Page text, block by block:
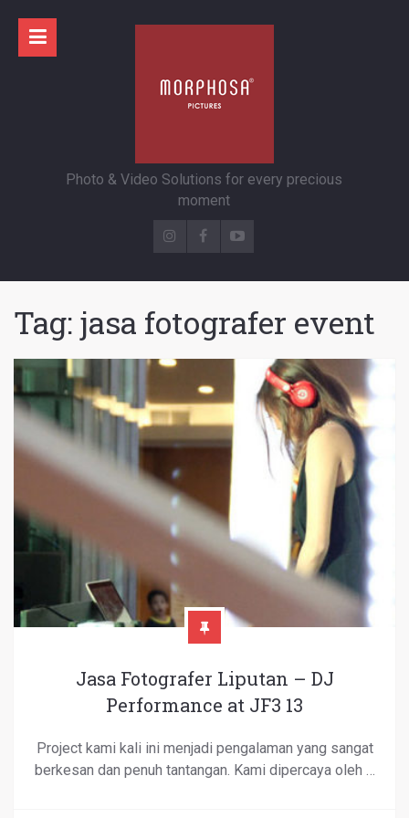
Photo & Video Solutions for every precious
moment
Tag: jasa fotografer event
Jasa Fotografer Liputan – DJ
Performance at JF3 13
Project kami kali ini menjadi pengalaman yang sangat
berkesan dan penuh tantangan. Kami dipercaya oleh …